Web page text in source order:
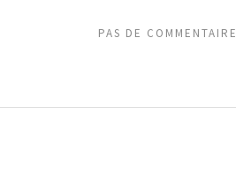
PAS DE COMMENTAIRE